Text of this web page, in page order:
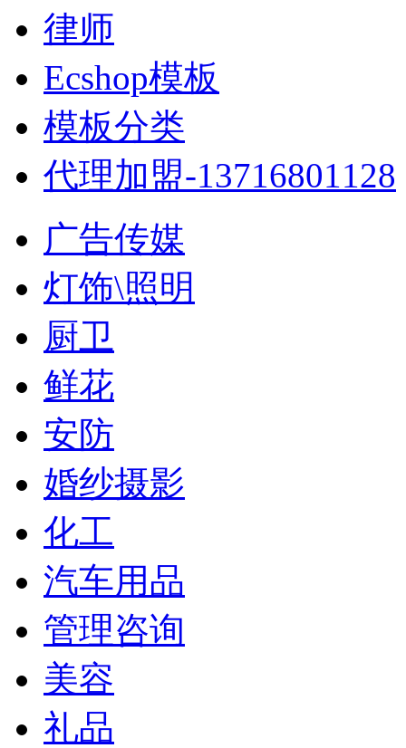
律师
Ecshop模板
模板分类
代理加盟-13716801128
广告传媒
灯饰\照明
厨卫
鲜花
安防
婚纱摄影
化工
汽车用品
管理咨询
美容
礼品